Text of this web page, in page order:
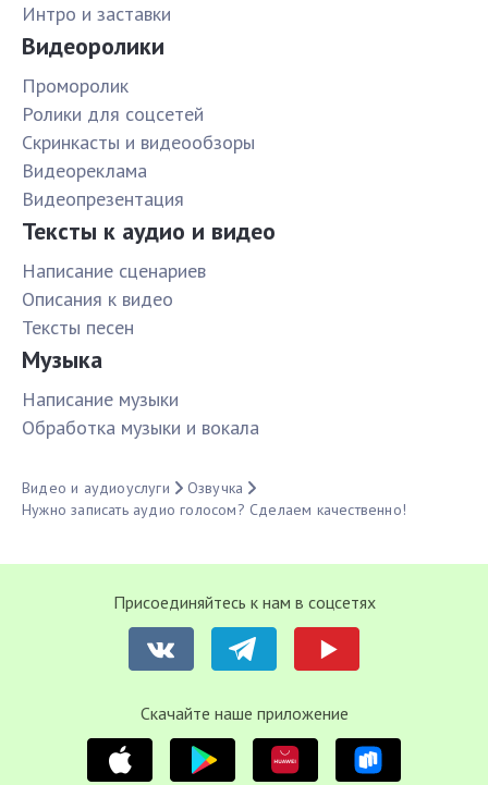
Интро и заставки
Видеоролики
Проморолик
Ролики для соцсетей
Скринкасты и видеообзоры
Видеореклама
Видеопрезентация
Тексты к аудио и видео
Написание сценариев
Описания к видео
Тексты песен
Музыка
Написание музыки
Обработка музыки и вокала
Видео и аудиоуслуги
Озвучка
Нужно записать аудио голосом? Сделаем качественно!
Присоединяйтесь к нам в соцсетях
Cкачайте наше приложение